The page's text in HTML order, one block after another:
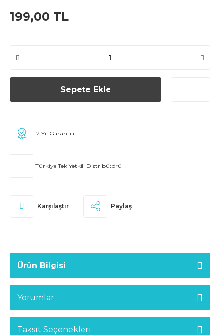
199,00 TL
Sepete Ekle
2 Yıl Garantili
Türkiye Tek Yetkili Distribütörü
Karşılaştır Paylaş
Ürün Bilgisi
Yorumlar
Taksit Seçenekleri